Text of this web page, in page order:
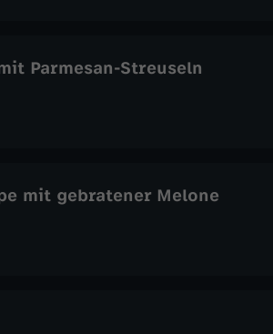
Parmesan-Streuseln
mit gebratener Melone